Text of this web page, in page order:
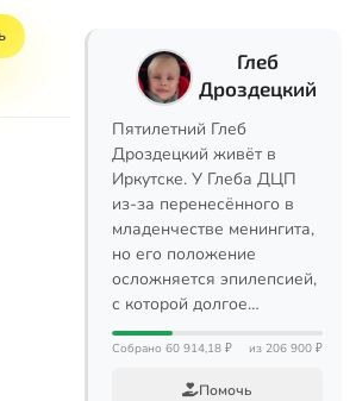
Глеб
Дроздецкий
Пятилетний Глеб
Дроздецкий живёт в
Иркутске. У Глеба ДЦП
из-за перенесённого в
младенчестве менингита,
но его положение
осложняется эпилепсией,
с которой долгое…
Собрано 60 914,18 ₽ из 206 900 ₽
Помочь